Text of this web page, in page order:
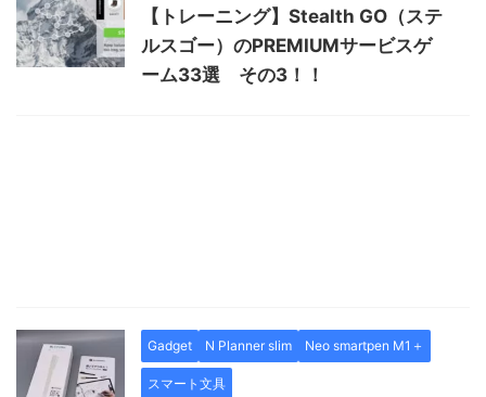
【トレーニング】Stealth GO（ステ
ルスゴー）のPREMIUMサービスゲ
ーム33選 その3！！
Gadget N Planner slim Neo smartpen M1＋
スマート文具